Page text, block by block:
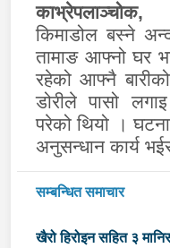
काभ्रेपलाञ्चोक,
किमाडोल बस्ने
तामाङ आफ्नो घर
रहेको आफ्नै
डोरीले पासो
परेको थियो ।
अनुसन्धान कार्य
सम्बन्धित समाचार
खैरो हिरोइन सहित ३